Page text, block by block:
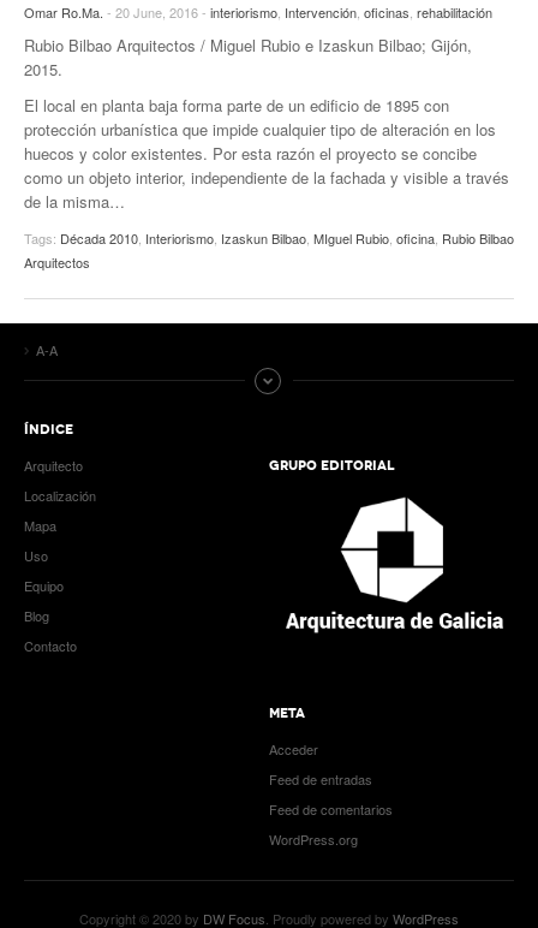
Omar Ro.Ma. - 20 June, 2016 - interiorismo Intervención oficinas rehabilitación
Rubio Bilbao Arquitectos / Miguel Rubio e Izaskun Bilbao; Gijón,
2015.
El local en planta baja forma parte de un edificio de 1895 con
protección urbanística que impide cualquier tipo de alteración en los
huecos y color existentes. Por esta razón el proyecto se concibe
como un objeto interior, independiente de la fachada y visible a través
de la misma…
Tags: Década 2010 Interiorismo Izaskun Bilbao MIguel Rubio oficina Rubio Bilbao
Arquitectos
A-A
ÍNDICE
Arquitecto
Localización
Mapa
Uso
Equipo
Blog
Contacto
GRUPO EDITORIAL
META
Acceder
Feed de entradas
Feed de comentarios
WordPress.org
Copyright © 2020 by DW Focus . Proudly powered by WordPress